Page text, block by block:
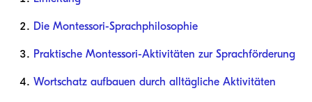
Die Montessori-Sprachphilosophie
Praktische Montessori-Aktivitäten zur Sprachförderung
Wortschatz aufbauen durch alltägliche Aktivitäten